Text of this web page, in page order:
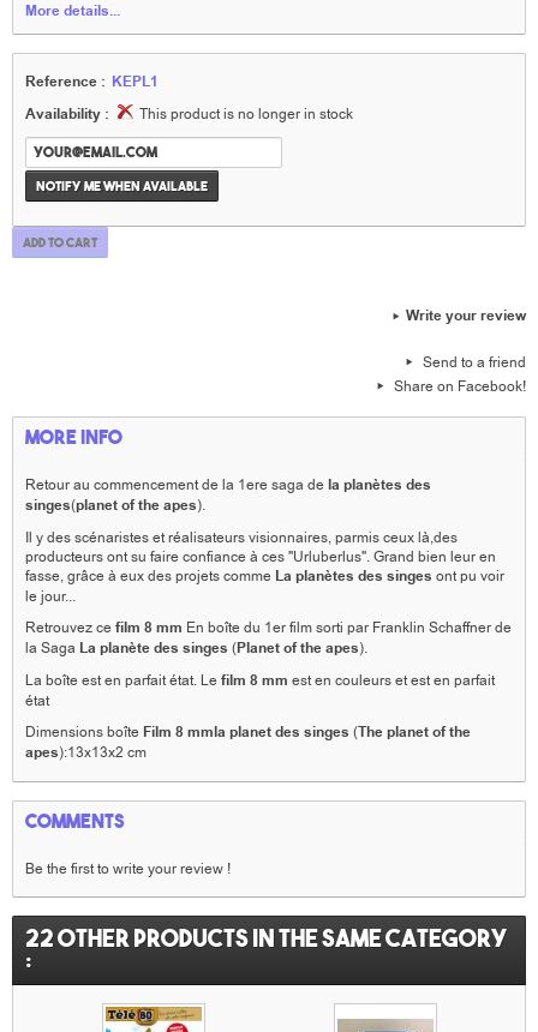
More details...
Reference : KEPL1
Availability :
This product is no longer in stock
Notify me when available
Add to cart
Write your review
Send to a friend
Share on Facebook!
More info
Retour au commencement de la 1ere saga dela planètes des
singes(planet of the apes).
Il y des scénaristes et réalisateurs visionnaires, parmis ceux là,des
producteurs ont su faire confiance à ces "Urluberlus". Grand bien leur en
fasse, grâce à eux des projets comme La planètes des singes ont pu voir
le jour...
Retrouvez cefilm 8 mm En boîte du 1er film sorti par Franklin Schaffner de
la Saga La planète des singes (Planet of the apes).
La boîte est en parfait état. Lefilm 8 mm est en couleurs et est en parfait
état
Dimensions boîte Film 8 mmla planet des singes (The planet of the
apes):13x13x2 cm
Comments
Be the first to write your review !
22 other products in the same category
: